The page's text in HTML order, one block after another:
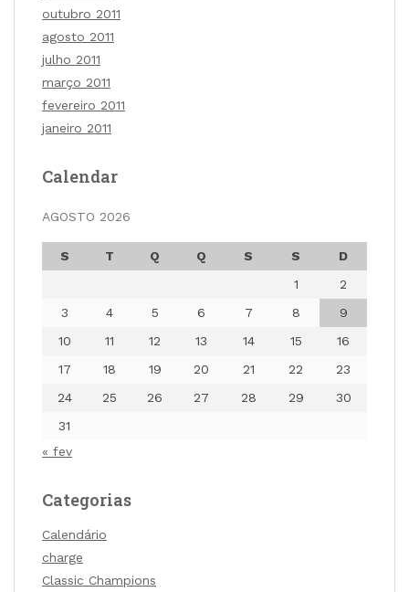
outubro 2011
agosto 2011
julho 2011
março 2011
fevereiro 2011
janeiro 2011
Calendar
AGOSTO 2026
S T Q Q S S
D
1
2
3
4 5 6 7 8
9
10
11 12 13 14 15
16
17
18 19 20 21 22
23
24
25 26 27 28 29
30
31
« fev
Categorias
Calendário
charge
Classic Champions